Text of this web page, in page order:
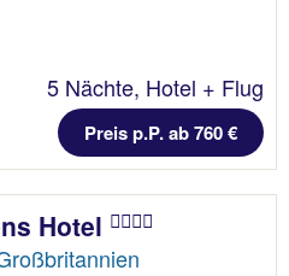
5 Nächte, Hotel + Flug
Preis p.P. ab 760 €
Hotel